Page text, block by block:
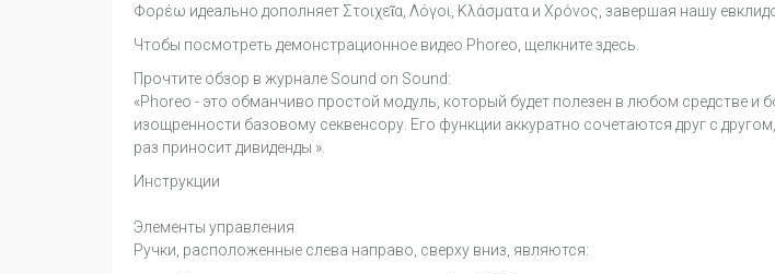
Φορέω идеально дополняет Στοιχεῖα, Λόγοι, Κλάσματα и Χρόνος, завершая нашу
Чтобы посмотреть демонстрационное видео Phoreo, щелкните здесь.
Прочтите обзор в журнале Sound on Sound:
«Phoreo - это обманчиво простой модуль, который будет полезен в любом средстве
изощренности базовому секвенсору. Его функции аккуратно сочетаются друг с
раз приносит дивиденды ».
Инструкции
Элементы управления
Ручки, расположенные слева направо, сверху вниз, являются: